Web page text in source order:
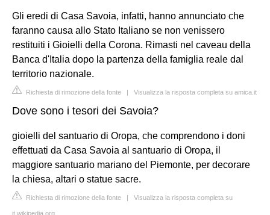
Gli eredi di Casa Savoia, infatti, hanno annunciato che
faranno causa allo Stato Italiano se non venissero
restituiti i Gioielli della Corona. Rimasti nel caveau della
Banca d'Italia dopo la partenza della famiglia reale dal
territorio nazionale.
Richiesta di rimozione della fonte | Visualizza la risposta completa su amica.it
Dove sono i tesori dei Savoia?
gioielli del santuario di Oropa, che comprendono i doni
effettuati da Casa Savoia al santuario di Oropa, il
maggiore santuario mariano del Piemonte, per decorare
la chiesa, altari o statue sacre.
Richiesta di rimozione della fonte | Visualizza la risposta completa su
it.wikipedia.org